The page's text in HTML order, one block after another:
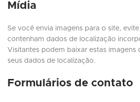
Mídia
Se você envia imagens para o site,
contenham dados de localização
Visitantes podem baixar estas imagens
seus dados de localização.
Formulários de contato